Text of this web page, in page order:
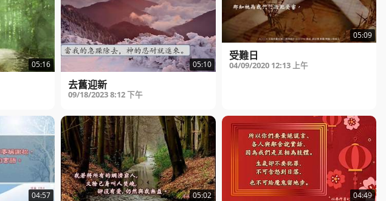
05:16 05:10
去舊迎新
09/18/20238:12 下午
05:09
受難日
04/09/2020 12:13 上午
04:57 05:02 04:49